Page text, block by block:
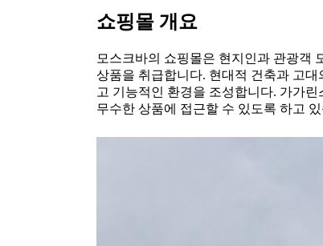
쇼핑몰 개요
모스크바의 쇼핑몰은 현지인과 관광객
상품을 취급합니다. 현대적 건축과 고
고 기능적인 환경을 조성합니다. 가가
무수한 상품에 접근할 수 있도록 하고